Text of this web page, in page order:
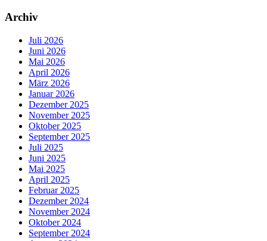
Archiv
Juli 2026
Juni 2026
Mai 2026
April 2026
März 2026
Januar 2026
Dezember 2025
November 2025
Oktober 2025
September 2025
Juli 2025
Juni 2025
Mai 2025
April 2025
Februar 2025
Dezember 2024
November 2024
Oktober 2024
September 2024